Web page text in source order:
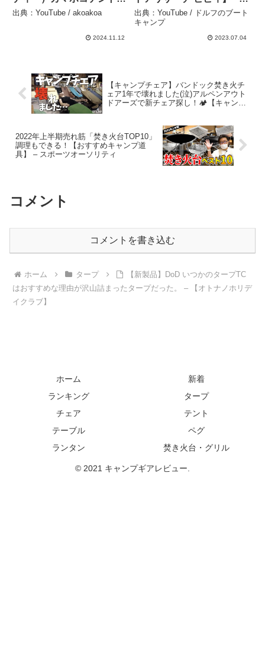
3M タン（KAMABOKO
TN 広いリビングを備えた2
出典：YouTube / akoakoa
2024.11.12
ドルフのブートキャンプ
出典：YouTube / ドルフのブート
キャンプ
2023.07.04
【キャンプチェア】バンドック焚き火チ
ェア1年で壊れました(泣)アルペンアウト
ドアーズで新チェア探し！🏕【キャンプ
2022年上半期売れ筋「焚き火台TOP10」
調理もできる！【おすすめキャンプ道
具】 – スポーツオーソリティ
コメント
コメントを書き込む
ホーム タープ
【新製品】DoD いつかのタープTC
はおすすめな理由が沢山詰まったタープだった。 – 【オトナノホリデ
イクラブ】
ホーム
新着
ランキング
タープ
チェア
テント
テーブル
ペグ
ランタン
焚き火台・グリル
© 2021 キャンプギアレビュー.